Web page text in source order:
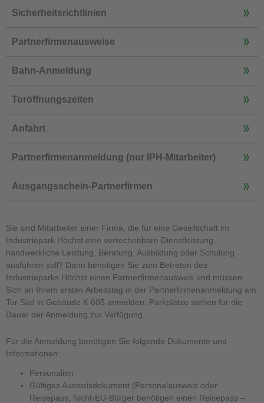
Sicherheitsrichtlinien
Partnerfirmenausweise
Bahn-Anmeldung
Toröffnungszeiten
Anfahrt
Partnerfirmenanmeldung (nur IPH-Mitarbeiter)
Ausgangsschein-Partnerfirmen
Sie sind Mitarbeiter einer Firma, die für eine Gesellschaft im
Industriepark Höchst eine verrechenbare Dienstleistung,
handwerkliche Leistung, Beratung, Ausbildung oder Schulung
ausführen soll? Dann benötigen Sie zum Betreten des
Industrieparks Höchst einen Partnerfirmenausweis und müssen
Sich an Ihrem ersten Arbeitstag in der Partnerfirmenanmeldung am
Tor Süd in Gebäude K 605 anmelden. Parkplätze stehen für die
Dauer der Anmeldung zur Verfügung.
Für die Anmeldung benötigen Sie folgende Dokumente und
Informationen:
Personalien
Gültiges Ausweisdokument (Personalausweis oder
Reisepass, Nicht-EU-Bürger benötigen einen Reisepass –